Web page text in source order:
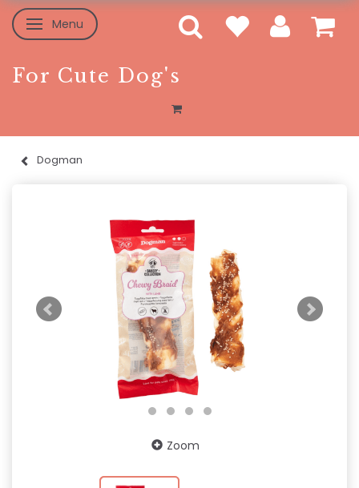
Toggle navigation
Menu
For Cute Dog's
Dogman
Zoom